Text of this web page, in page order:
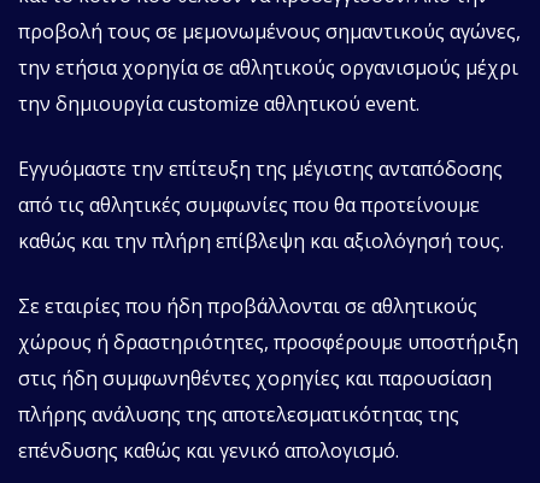
προβολή τους σε μεμονωμένους σημαντικούς αγώνες,
την ετήσια χορηγία σε αθλητικούς οργανισμούς μέχρι
την δημιουργία customize αθλητικού event.
Εγγυόμαστε την επίτευξη της μέγιστης ανταπόδοσης
από τις αθλητικές συμφωνίες που θα προτείνουμε
καθώς και την πλήρη επίβλεψη και αξιολόγησή τους.
Σε εταιρίες που ήδη προβάλλονται σε αθλητικούς
χώρους ή δραστηριότητες, προσφέρουμε υποστήριξη
στις ήδη συμφωνηθέντες χορηγίες και παρουσίαση
πλήρης ανάλυσης της αποτελεσματικότητας της
επένδυσης καθώς και γενικό απολογισμό.